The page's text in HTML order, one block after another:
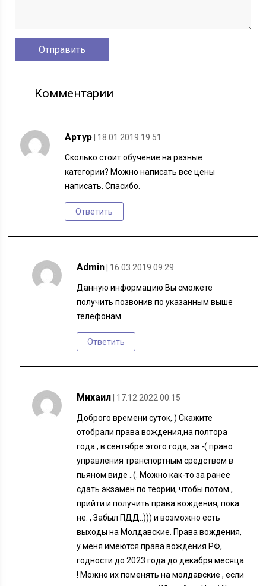
Комментарии
Артур | 18.01.2019 19:51
Сколько стоит обучение на разные
категории? Можно написать все цены
написать. Спасибо.
Ответить
Admin | 16.03.2019 09:29
Данную информацию Вы сможете
получить позвонив по указанным выше
телефонам.
Ответить
Михаил | 17.12.2022 00:15
Доброго времени суток,.) Скажите
отобрали права вождения,на полтора
года , в сентябре этого года, за -( право
управления транспортным средством в
пьяном виде ..(. Можно как-то за ранее
сдать экзамен по теории, чтобы потом ,
прийти и получить права вождения, пока
не. , Забыл ПДД..))) и возможно есть
выходы на Молдавские. Права вождения,
у меня имеются права вождения РФ,.
годности до 2023 года до декабря месяца
! Можно их поменять на молдавские , если